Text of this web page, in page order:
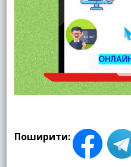
Поширити: